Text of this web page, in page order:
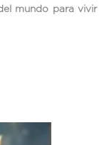
mundo para vivir